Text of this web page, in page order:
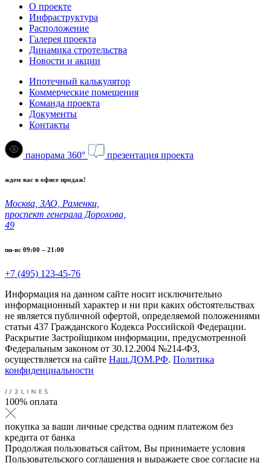
О проекте
Инфраструктура
Расположение
Галерея проекта
Динамика стротельства
Новости и акции
Ипотечный калькулятор
Коммерческие помещения
Команда проекта
Документы
Контакты
панорама 360° презентация проекта
ждем вас в офисе продаж!
Москва, ЗАО, Раменки,
проспект генерала Дорохова,
49
пн-вс 09:00 – 21:00
+7 (495) 123-45-76
Информация на данном сайте носит исключительно
информационный характер и ни при каких обстоятельствах
не является публичной офертой, определяемой положениями
статьи 437 Гражданского Кодекса Российской Федерации.
Раскрытие Застройщиком информации, предусмотренной
Федеральным законом от 30.12.2004 №214-ФЗ,
осуществляется на сайте Наш.ДОМ.РФ. Политика
конфиденциальности
100% оплата
покупка за ваши личные средства одним платежом без
кредита от банка
Продолжая пользоваться сайтом, Вы принимаете условия
Пользовательского соглашения и выражаете свое согласие на